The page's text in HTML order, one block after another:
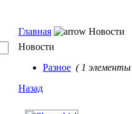
Главная
Новости
Новости
Разное ( 1
Назад